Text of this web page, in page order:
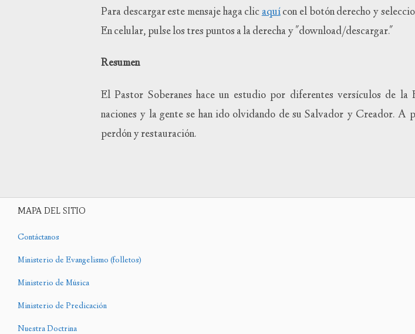
audio
Para descargar este mensaje haga clicaquícon el botón derecho y
En celular, pulse los tres puntos a la derecha y "download/descargar."
Resumen
El Pastor Soberanes hace un estudio por diferentes versículos de la
naciones y la gente se han ido olvidando de su Salvador y Creador. A
perdón y restauración.
MAPA DEL SITIO
Contáctanos
Ministerio de Evangelismo (folletos)
Ministerio de Música
Ministerio de Predicación
Nuestra Doctrina